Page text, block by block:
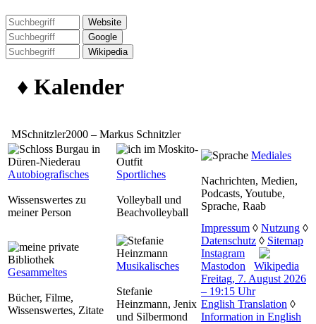
♦ Kalender
MSchnitzler2000 – Markus Schnitzler
Autobiografisches
Wissenswertes zu
meiner Person
Sportliches
Volleyball und
Beachvolleyball
Mediales
Nachrichten, Medien,
Podcasts, Youtube,
Sprache, Raab
Gesammeltes
Bücher, Filme,
Wissenswertes, Zitate
Musikalisches
Stefanie
Heinzmann, Jenix
und Silbermond
Impressum ◊ Nutzung ◊
Datenschutz ◊ Sitemap
Instagram
Mastodon
Wikipedia
Freitag, 7. August 2026
– 19:15 Uhr
English Translation ◊
Information in English